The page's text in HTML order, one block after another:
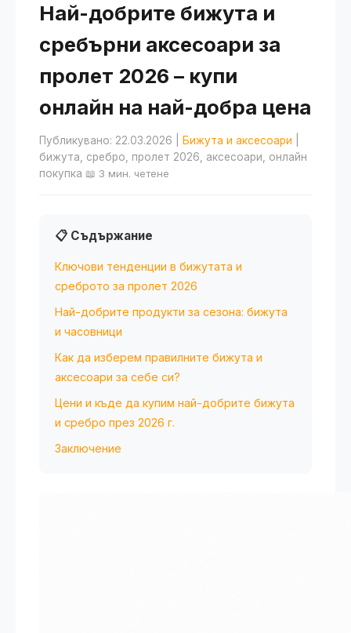
Най-добрите бижута и
сребърни аксесоари за
пролет 2026 – купи
онлайн на най-добра цена
Публикувано: 22.03.2026 Бижута и аксесоари
бижута, сребро, пролет 2026, аксесоари, онлайн
покупка 📖 3 мин. четене
📋 Съдържание
Ключови тенденции в бижутата и
среброто за пролет 2026
Най-добрите продукти за сезона: бижута
и часовници
Как да изберем правилните бижута и
аксесоари за себе си?
Цени и къде да купим най-добрите бижута
и сребро през 2026 г.
Заключение